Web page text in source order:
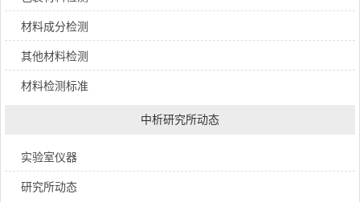
材料成分检测
其他材料检测
材料检测标准
中析研究所动态
实验室仪器
研究所动态